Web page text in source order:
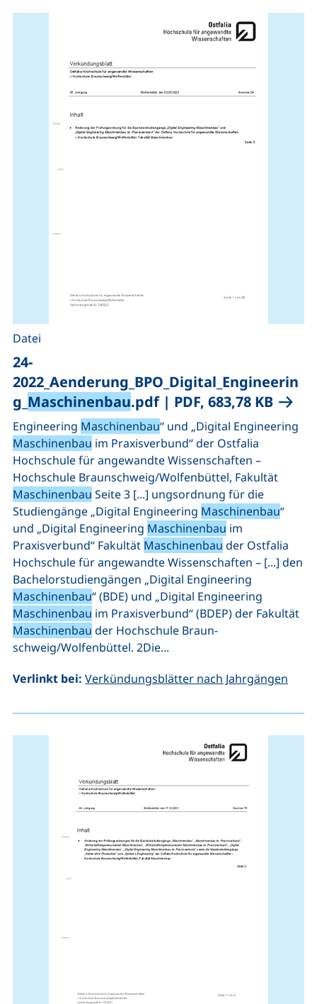
24-
2022_Aenderung_BPO_Digital_Engineerin
g_ Maschinenbau.pdf| PDF, 683,78 KB
Datei
Engineering Maschinenbau“ und „Digital Engineering
Maschinenbau im Praxisverbund“ der Ostfalia
Hochschule für angewandte Wissenschaften –
Hochschule Braunschweig/Wolfenbüttel, Fakultät
Maschinenbau Seite 3 [...] ungsordnung für die
Studiengänge „Digital Engineering Maschinenbau“
und „Digital Engineering Maschinenbau im
Praxisverbund“ Fakultät Maschinenbau der Ostfalia
Hochschule für angewandte Wissenschaften – [...] den
Bachelorstudiengängen „Digital Engineering
Maschinenbau“ (BDE) und „Digital Engineering
Maschinenbau im Praxisverbund“ (BDEP) der Fakultät
Maschinenbau der Hochschule Braun-
schweig/Wolfenbüttel. 2Die...
Verlinkt bei: Verkündungsblätter nach Jahrgängen